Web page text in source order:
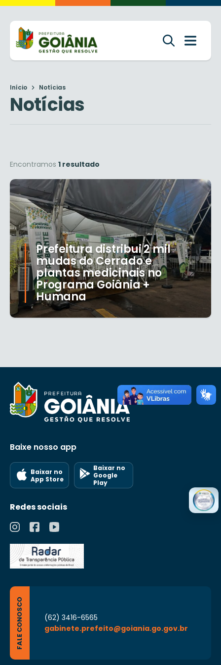
Início Notícias
Notícias
Encontramos 1 resultado
Prefeitura distribui 2 mil
mudas do Cerrado e
plantas medicinais no
Programa Goiânia +
Humana
Baixe nosso app
Baixar no
App Store
Baixar no
Google
Play
Redes sociais
FALE CONOSCO
(62) 3416-6565
gabinete.prefeito@goiania.go.gov.br